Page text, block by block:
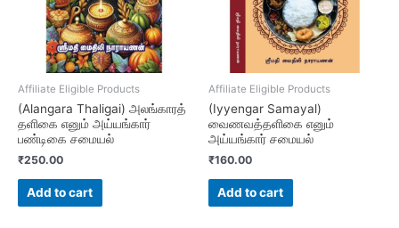
Affiliate Eligible Products
(Alangara Thaligai) அலங்காரத்
தளிகை எனும் அய்யங்கார்
பண்டிகை சமையல்
₹250.00
Add to cart
Affiliate Eligible Products
(Iyyengar Samayal)
வைணவத்தளிகை எனும்
அய்யங்கார் சமையல்
₹160.00
Add to cart